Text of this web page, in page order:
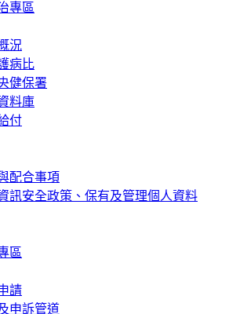
專區
況
病比
健保署
料庫
付
配合事項
訊安全政策、保有及管理個人資料
區
請
申訴管道